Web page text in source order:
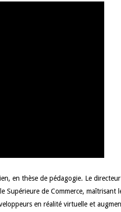
en thèse de pédagogie. Le
Supérieure de Commerce, maîtrisant
en réalité virtuelle et